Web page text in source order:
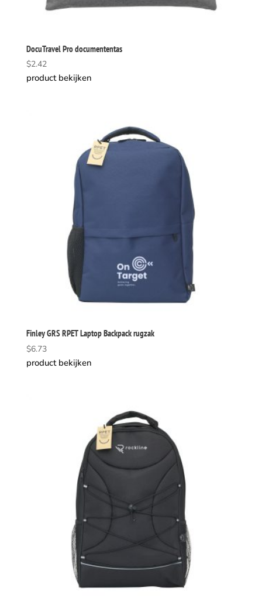
DocuTravel Pro documententas
$2.42
product bekijken
Finley GRS RPET Laptop Backpack rugzak
$6.73
product bekijken